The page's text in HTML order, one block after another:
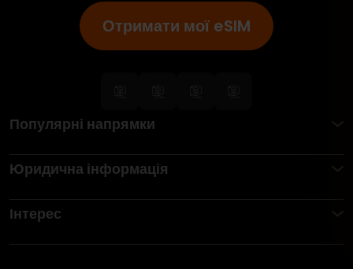
Отримати мої eSIM
Популярні напрямки
Юридична інформація
Інтерес